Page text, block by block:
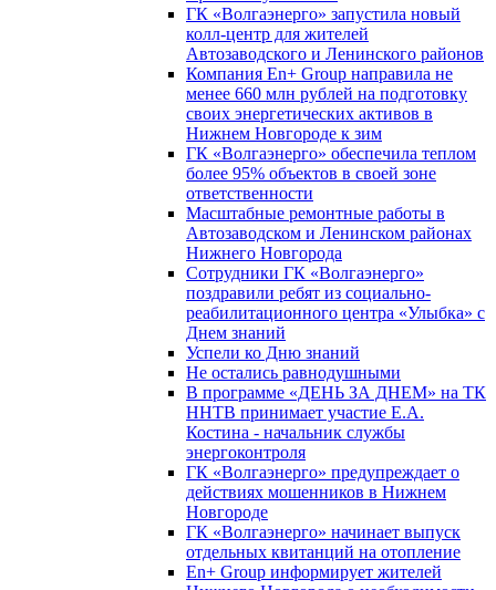
ГК «Волгаэнерго» запустила новый
колл-центр для жителей
Автозаводского и Ленинского районов
Компания En+ Group направила не
менее 660 млн рублей на подготовку
своих энергетических активов в
Нижнем Новгороде к зим
ГК «Волгаэнерго» обеспечила теплом
более 95% объектов в своей зоне
ответственности
Масштабные ремонтные работы в
Автозаводском и Ленинском районах
Нижнего Новгорода
Сотрудники ГК «Волгаэнерго»
поздравили ребят из социально-
реабилитационного центра «Улыбка» с
Днем знаний
Успели ко Дню знаний
Не остались равнодушными
В программе «ДЕНЬ ЗА ДНЕМ» на ТК
ННТВ принимает участие Е.А.
Костина - начальник службы
энергоконтроля
ГК «Волгаэнерго» предупреждает о
действиях мошенников в Нижнем
Новгороде
ГК «Волгаэнерго» начинает выпуск
отдельных квитанций на отопление
En+ Group информирует жителей